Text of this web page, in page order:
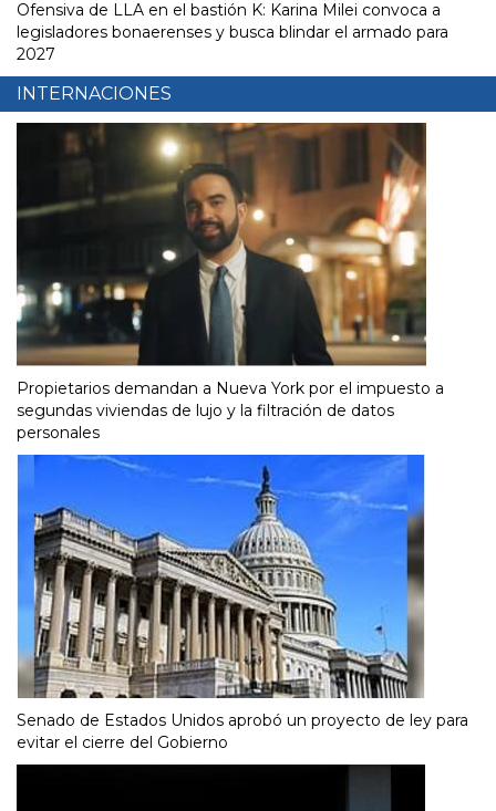
Ofensiva de LLA en el bastión K: Karina Milei convoca a
legisladores bonaerenses y busca blindar el armado para
2027
INTERNACIONES
Propietarios demandan a Nueva York por el impuesto a
segundas viviendas de lujo y la filtración de datos
personales
Senado de Estados Unidos aprobó un proyecto de ley para
evitar el cierre del Gobierno